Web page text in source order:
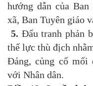
hướng dẫn của
xã, Ban Tuyên giáo
5. Đấu tranh phản
thế lực thù địch
Đảng, củng cố mối
với Nhân dân.